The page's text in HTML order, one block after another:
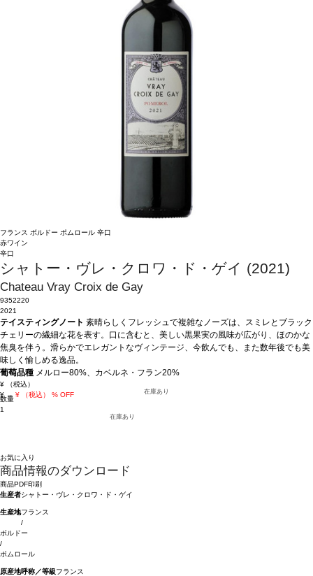
フランス ボルドー ポムロール 辛口
赤ワイン
辛口
シャトー・ヴレ・クロワ・ド・ゲイ (2021)
Chateau Vray Croix de Gay
9352220
2021
テイスティングノート 素晴らしくフレッシュで複雑なノーズは、スミレとブラック
チェリーの繊細な花を表す。口に含むと、美しい黒果実の風味が広がり、ほのかな
焦臭を伴う。滑らかでエレガントなヴィンテージ、今飲んでも、また数年後でも美
味しく愉しめる逸品。
葡萄品種 メルロー80%、カベルネ・フラン20%
¥
（税込）
¥ → ¥ （税込） % OFF 在庫あり
数量
1
在庫あり
お気に入り
商品情報のダウンロード
商品PDF印刷
生産者シャトー・ヴレ・クロワ・ド・ゲイ
生産地フランス
/
ボルドー
/
ポムロール
原産地呼称／等級フランス